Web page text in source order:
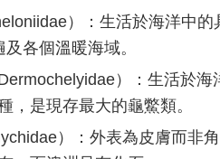
）：生活於海洋中
各個溫暖海域。
）：生活於
，是現存最大的龜鱉類。
）：外表為皮膚而非